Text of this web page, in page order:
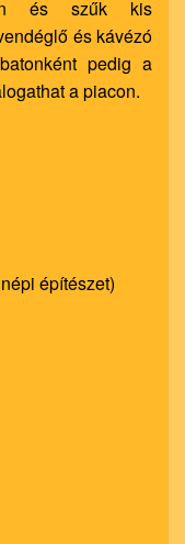
és szűk kis
és kávézó
pedig a
a piacon.
építészet)